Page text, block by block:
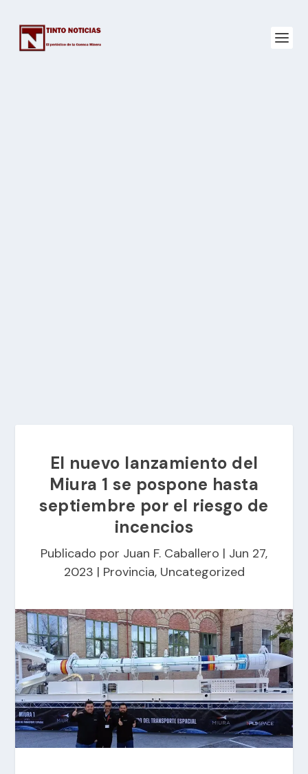
El nuevo lanzamiento del
Miura 1 se pospone hasta
septiembre por el riesgo de
incencios
Publicado por Juan F. Caballero | Jun 27,
2023 | Provincia, Uncategorized